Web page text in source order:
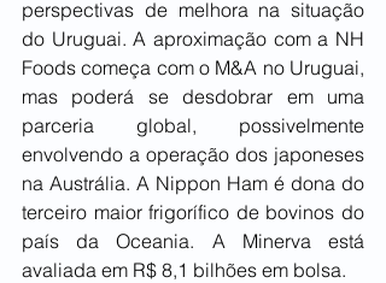
perspectivas de melhora na situação
do Uruguai. A aproximação com a NH
Foods começa com o M&A no Uruguai,
mas poderá se desdobrar em uma
parceria global, possivelmente
envolvendo a operação dos japoneses
na Austrália. A Nippon Ham é dona do
terceiro maior frigorífico de bovinos do
país da Oceania. A Minerva está
avaliada em R$ 8,1 bilhões em bolsa.